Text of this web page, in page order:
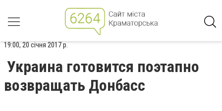
19:00, 20 січня 2017 р.
Украина готовится поэтапно
возвращать Донбасс